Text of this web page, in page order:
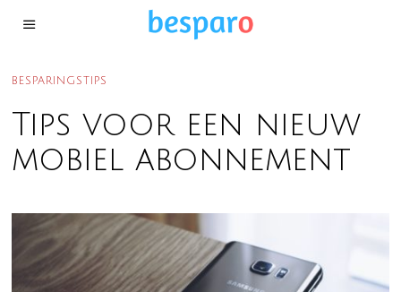
BESPARINGSTIPS
Tips voor een nieuw
mobiel abonnement